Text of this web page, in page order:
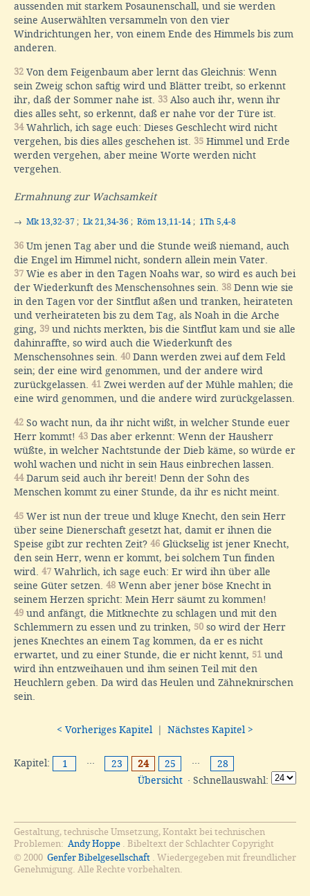
aussenden mit starkem Posaunenschall, und sie werden
seine Auserwählten versammeln von den vier
Windrichtungen her, von einem Ende des Himmels bis zum
anderen.
32 Von dem Feigenbaum aber lernt das Gleichnis: Wenn
sein Zweig schon saftig wird und Blätter treibt, so erkennt
ihr, daß der Sommer nahe ist. 33 Also auch ihr, wenn ihr
dies alles seht, so erkennt, daß er nahe vor der Türe ist.
34Wahrlich, ich sage euch: Dieses Geschlecht wird nicht
vergehen, bis dies alles geschehen ist. 35 Himmel und Erde
werden vergehen, aber meine Worte werden nicht
vergehen.
Ermahnung zur Wachsamkeit
→ Mk 13,32-37 ; Lk 21,34-36 ; Röm 13,11-14 ; 1Th 5,4-8
36 Um jenen Tag aber und die Stunde weiß niemand, auch
die Engel im Himmel nicht, sondern allein mein Vater.
37 Wie es aber in den Tagen Noahs war, so wird es auch bei
der Wiederkunft des Menschensohnes sein. 38 Denn wie sie
in den Tagen vor der Sintflut aßen und tranken, heirateten
und verheirateten bis zu dem Tag, als Noah in die Arche
ging, 39 und nichts merkten, bis die Sintflut kam und sie alle
dahinraffte, so wird auch die Wiederkunft des
Menschensohnes sein. 40 Dann werden zwei auf dem Feld
sein; der eine wird genommen, und der andere wird
zurückgelassen. 41 Zwei werden auf der Mühle mahlen; die
eine wird genommen, und die andere wird zurückgelassen.
42 So wacht nun, da ihr nicht wißt, in welcher Stunde euer
Herr kommt! 43 Das aber erkennt: Wenn der Hausherr
wüßte, in welcher Nachtstunde der Dieb käme, so würde er
wohl wachen und nicht in sein Haus einbrechen lassen.
44Darum seid auch ihr bereit! Denn der Sohn des
Menschen kommt zu einer Stunde, da ihr es nicht meint.
45 Wer ist nun der treue und kluge Knecht, den sein Herr
über seine Dienerschaft gesetzt hat, damit er ihnen die
Speise gibt zur rechten Zeit? 46 Glückselig ist jener Knecht,
den sein Herr, wenn er kommt, bei solchem Tun finden
wird. 47 Wahrlich, ich sage euch: Er wird ihn über alle
seine Güter setzen. 48 Wenn aber jener böse Knecht in
seinem Herzen spricht: Mein Herr säumt zu kommen!
49 und anfängt, die Mitknechte zu schlagen und mit den
Schlemmern zu essen und zu trinken, 50 so wird der Herr
jenes Knechtes an einem Tag kommen, da er es nicht
erwartet, und zu einer Stunde, die er nicht kennt, 51 und
wird ihn entzweihauen und ihm seinen Teil mit den
Heuchlern geben. Da wird das Heulen und Zähneknirschen
sein.
< Vorheriges Kapitel Nächstes Kapitel >
Kapitel: 1 ··· 23 24 25 ···
28
Übersicht · Schnellauswahl:
Gestaltung, technische Umsetzung, Kontakt bei technischen
Problemen: Andy Hoppe
. Bibeltext der Schlachter Copyright
© 2000 Genfer Bibelgesellschaft
. Wiedergegeben mit freundlicher
Genehmigung. Alle Rechte vorbehalten.